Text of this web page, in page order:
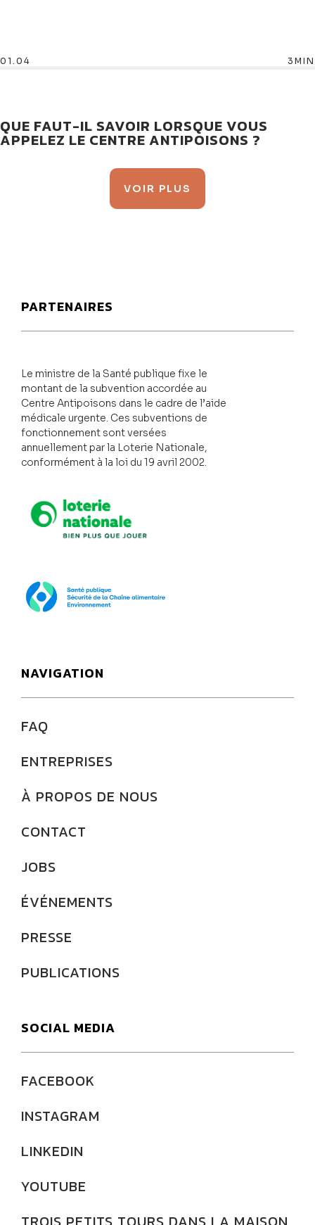
01.04 3MIN
QUE FAUT-IL SAVOIR LORSQUE VOUS
APPELEZ LE CENTRE ANTIPOISONS ?
VOIR PLUS
PARTENAIRES
Le ministre de la Santé publique fixe le
montant de la subvention accordée au
Centre Antipoisons dans le cadre de l’aide
médicale urgente. Ces subventions de
fonctionnement sont versées
annuellement par la Loterie Nationale,
conformément à la loi du 19 avril 2002.
Loterie Nationale
NAVIGATION
FAQ
ENTREPRISES
À PROPOS DE NOUS
CONTACT
JOBS
ÉVÉNEMENTS
PRESSE
PUBLICATIONS
SOCIAL MEDIA
FACEBOOK
INSTAGRAM
LINKEDIN
YOUTUBE